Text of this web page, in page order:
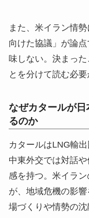
また、米イラン情
向けた協議」が論
味しない。決まっ
とを分けて読む必要
なぜカタールが
るのか
カタールはLNG輸
中東外交では対話
感を持つ。米イラ
が、地域危機の影
場づくりや情勢の沈